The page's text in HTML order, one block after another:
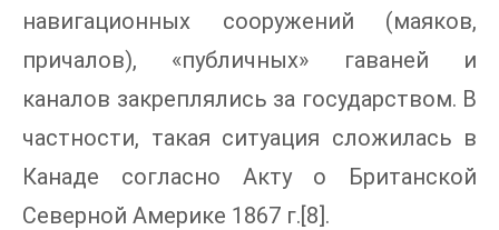
навигационных сооружений (маяков,
причалов), «публичных» гаваней и
каналов закреплялись за государством. В
частности, такая ситуация сложилась в
Канаде согласно Акту о Британской
Северной Америке 1867 г.[8].